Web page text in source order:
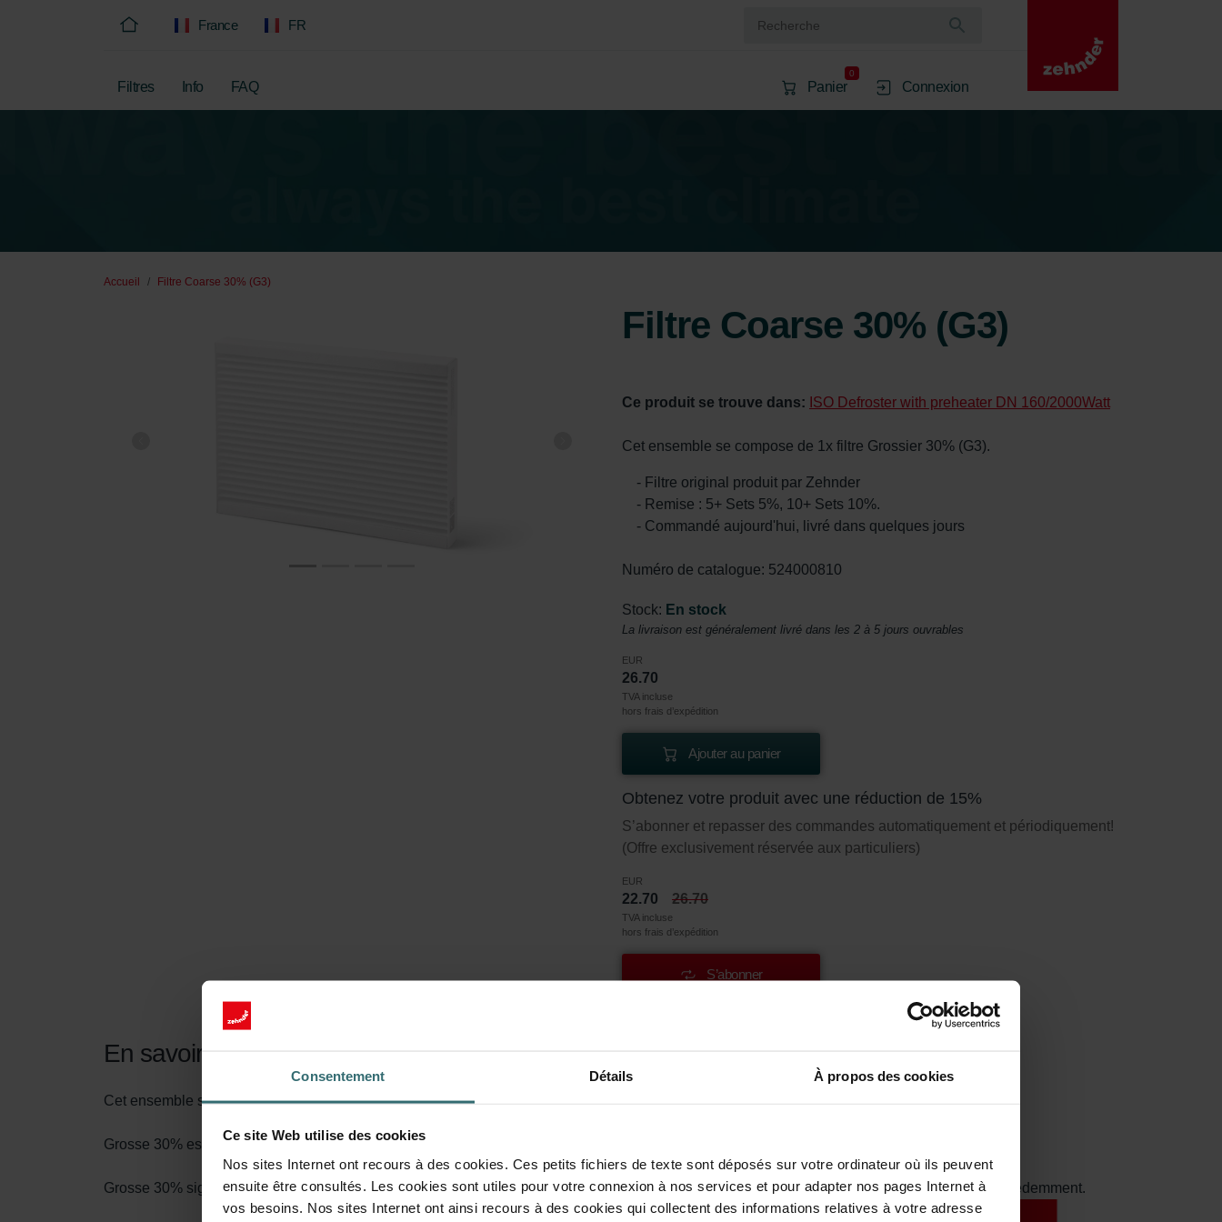
Consentement Détails À propos des cookies
Ce site Web utilise des cookies
Nos sites Internet ont recours à des cookies. Ces petits fichiers de texte sont déposés sur votre ordinateur où ils peuvent
ensuite être consultés. Les cookies sont utiles pour votre connexion à nos services et pour adapter nos pages Internet à
vos besoins. Nos sites Internet ont ainsi recours à des cookies qui collectent des informations relatives à votre adresse
France FR
Filtres Info FAQ Panier
0
Connexion
Accueil Filtre Coarse 30% (G3)
Filtre Coarse 30% (G3)
Ce produit se trouve dans: ISO Defroster with preheater DN 160/2000Watt
Cet ensemble se compose de 1x filtre Grossier 30% (G3).
- Filtre original produit par Zehnder
- Remise : 5+ Sets 5%, 10+ Sets 10%.
- Commandé aujourd'hui, livré dans quelques jours
Numéro de catalogue: 524000810
Stock: En stock
La livraison est généralement livré dans les 2 à 5 jours ouvrables
EUR
26.70
TVA incluse
hors frais d’expédition
Ajouter au panier
Obtenez votre produit avec une réduction de 15%
S’abonner et repasser des commandes automatiquement et périodiquement!
(Offre exclusivement réservée aux particuliers)
EUR
22.70 26.70
TVA incluse
hors frais d’expédition
S’abonner
En savoir plus sur notre Filtre Coarse 30% (G3)
Cet ensemble se compose de 1x filtre Grossier 30% (G3).
Grosse 30% est le nom selon la nouvelle norme de filtre ISO 16890. Le coarse se réfère aux particules >10 microns.
Grosse 30% signifie qu'au moins 30% des particules dans l'intervalle de taille >10 microns sont éliminées. G3 est la classification utilisée précédemment.